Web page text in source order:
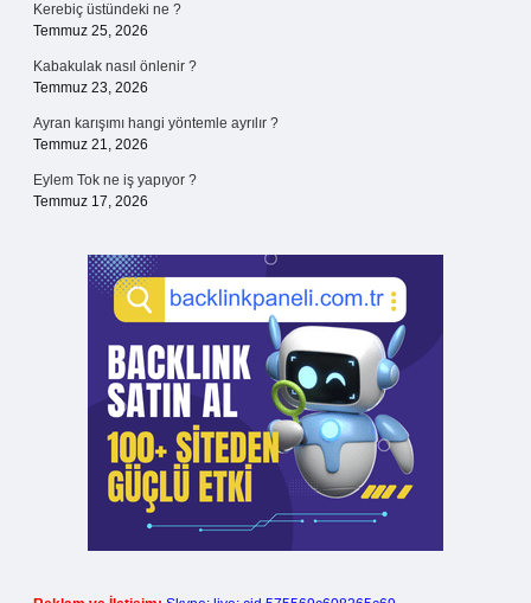
Kerebiç üstündeki ne ?
Temmuz 25, 2026
Kabakulak nasıl önlenir ?
Temmuz 23, 2026
Ayran karışımı hangi yöntemle ayrılır ?
Temmuz 21, 2026
Eylem Tok ne iş yapıyor ?
Temmuz 17, 2026